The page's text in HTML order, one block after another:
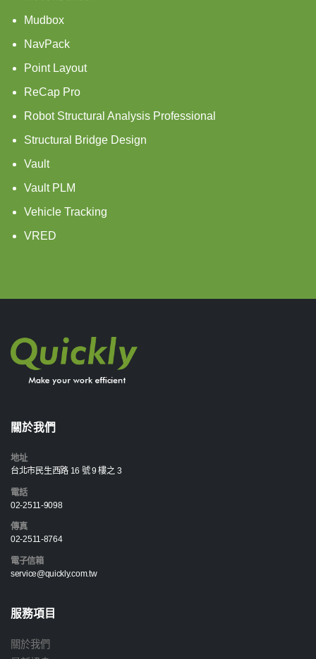
Mudbox
NavPack
Point Layout
ReCap Pro
Robot Structural Analysis Professional
Structural Bridge Design
Vault
Vault PLM
Vehicle Tracking
VRED
關於我們
地址
台北市民生西路 16 號 9 樓之 3
電話
02-2511-9098
傳真
02-2511-8764
電子信箱
service@quickly.com.tw
服務項目
關於我們